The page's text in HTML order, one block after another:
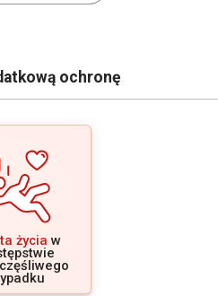
ochronę
życia w